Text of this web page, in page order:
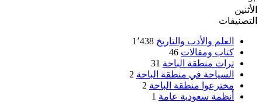
الأثنين
التصنيفات
العلم والأدب والتاريخ 1٬438
كتاب ومقالات 46
تراث منطقة الباحة 31
السياحة في منطقة الباحة 2
مخترعوا منطقة الباحة 2
أنظمة سعودية عامة 1